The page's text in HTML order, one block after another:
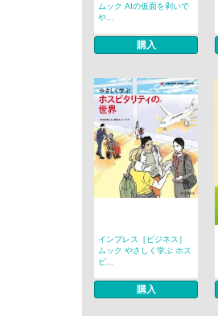
ムック AIの仮面を剥いで
や...
購入
インプレス［ビジネス］
ムック やさしく学ぶ ホス
ピ...
購入